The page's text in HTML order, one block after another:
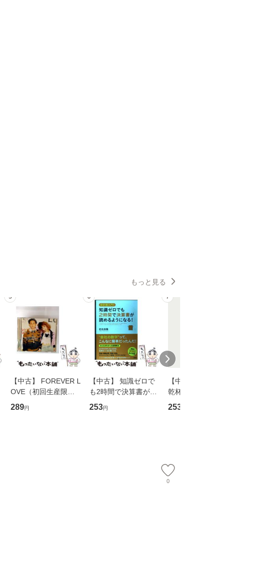
もっと見る
5
【中古】 FOREVER L
OVE（初回生産限定
盤） / 清水翔太×加藤
ミリヤ / [CD]【メール
289円
6
【中古】 知識ゼロで
も2時間で決算書が読
めるようになる！ 会
計超入門！ / 佐伯 良
253円
7
【中古】 ウインクで
乾杯 (ノン・ポシェッ
ト) / 東野圭吾 / 祥伝
253
0